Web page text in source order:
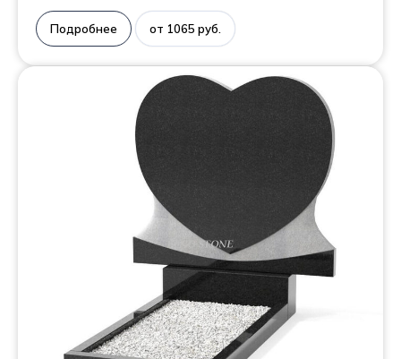
Подробнее от 1065 руб.